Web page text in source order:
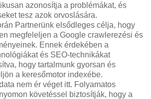
azonosítja a problémákat, és
tesz azok orvoslására.
Partnerünk elsődleges célja, hogy
megfeleljen a Google crawlerezési és
Ennek érdekében a
és SEO-technikákat
hogy tartalmunk gyorsan és
a keresőmotor indexébe.
nem ér véget itt. Folyamatos
követéssel biztosítják, hogy a